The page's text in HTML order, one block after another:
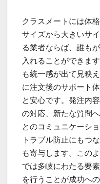
クラスメートには体
サイズから大きいサ
る業者ならば、誰も
入れることができま
も統一感が出て見映
に注文後のサポート
と安心です。発注内
の対応、新たな質問
とのコミュニケーシ
トラブル防止にもつ
も寄与します。この
では多岐にわたる要
を行うことが成功へ